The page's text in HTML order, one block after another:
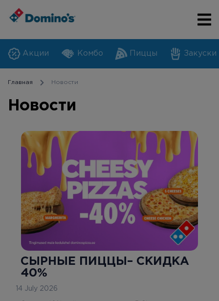
Акции Комбо Пиццы Закуски
Главная Новости
Новости
СЫРНЫЕ ПИЦЦЫ– СКИДКА
40%
14 July 2026